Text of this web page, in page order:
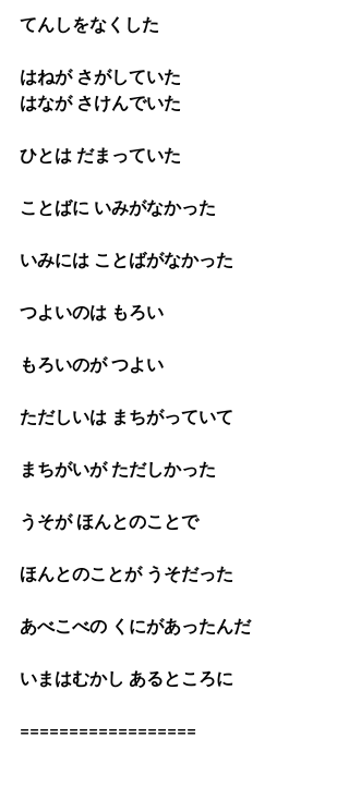
てんしをなくした
はねが さがしていた
はなが さけんでいた
ひとは だまっていた
ことばに いみがなかった
いみには ことばがなかった
つよいのは もろい
もろいのが つよい
ただしいは まちがっていて
まちがいが ただしかった
うそが ほんとのことで
ほんとのことが うそだった
あべこべの くにがあったんだ
いまはむかし あるところに
==================